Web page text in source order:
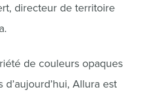
directeur de territoire
de couleurs opaques
Allura est